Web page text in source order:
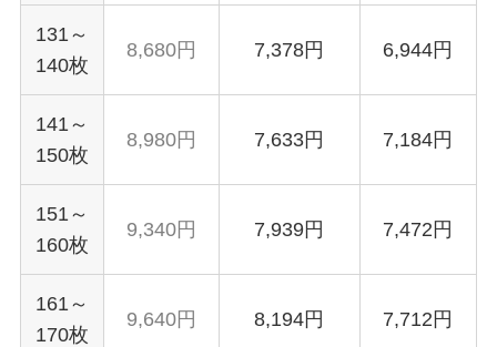
131～
140枚
8,680円 7,378円 6,944円
141～
150枚
8,980円 7,633円 7,184円
151～
160枚
9,340円 7,939円 7,472円
161～
170枚
9,640円 8,194円 7,712円